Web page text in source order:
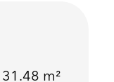
31.48 m²